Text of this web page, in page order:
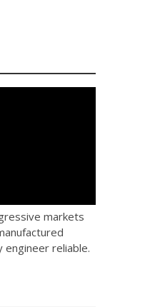
markets
engineer reliable.